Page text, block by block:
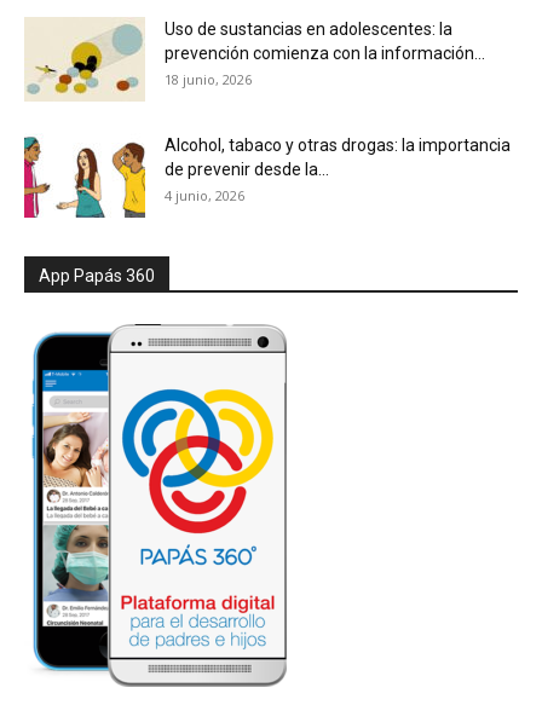
Uso de sustancias en adolescentes: la
prevención comienza con la información...
18 junio, 2026
Alcohol, tabaco y otras drogas: la importancia
de prevenir desde la...
4 junio, 2026
App Papás 360